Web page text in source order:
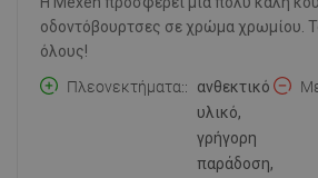
οδοντόβουρτσες σε χρώμα χρωμίου.
όλους!
Πλεονεκτήματα:
ανθεκτικό
υλικό,
γρήγορη
παράδοση,